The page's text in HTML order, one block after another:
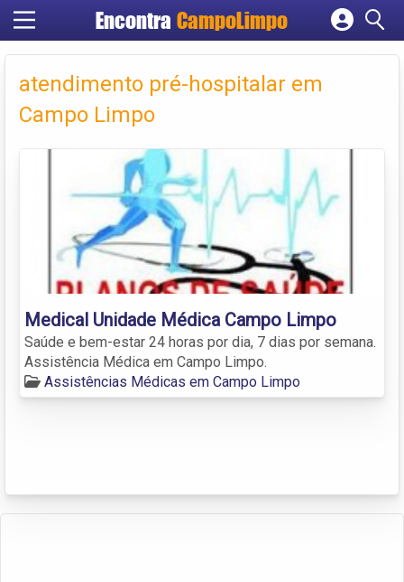
Encontra CampoLimpo
Cadastrar empresa
Criar conta
atendimento pré-hospitalar em
Campo Limpo
Medical Unidade Médica Campo Limpo
Saúde e bem-estar 24 horas por dia, 7 dias por semana.
Assistência Médica em Campo Limpo.
Assistências Médicas em Campo Limpo